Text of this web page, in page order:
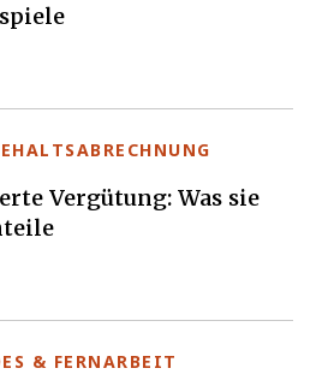
Vergütung: Was sie
& FERNARBEIT